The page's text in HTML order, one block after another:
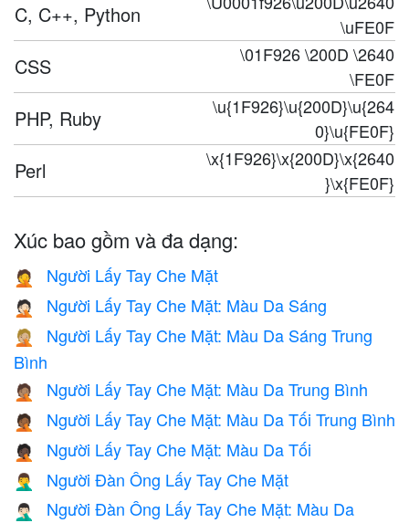
C, C++, Python
\uFE0F
CSS
\01F926 \200D \2640
\FE0F
PHP, Ruby
\u{1F926}\u{200D}\u{264
0}\u{FE0F}
Perl
\x{1F926}\x{200D}\x{2640
}\x{FE0F}
Xúc bao gồm và đa dạng:
🤦 Người Lấy Tay Che Mặt
🤦🏻 Người Lấy Tay Che Mặt: Màu Da Sáng
🤦🏼
Người Lấy Tay Che Mặt: Màu Da Sáng Trung
Bình
🤦🏽 Người Lấy Tay Che Mặt: Màu Da Trung Bình
🤦🏾 Người Lấy Tay Che Mặt: Màu Da Tối Trung Bình
🤦🏿 Người Lấy Tay Che Mặt: Màu Da Tối
🤦‍♂️ Người Đàn Ông Lấy Tay Che Mặt
🤦🏻‍♂️
Người Đàn Ông Lấy Tay Che Mặt: Màu Da